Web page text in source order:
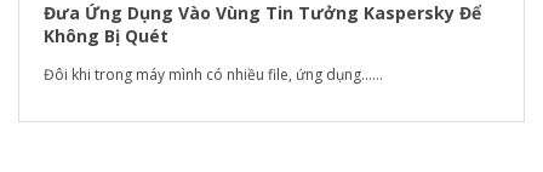
Đưa Ứng Dụng Vào Vùng Tin Tưởng Kaspersky Để
Không Bị Quét
Đôi khi trong máy mình có nhiều file, ứng dụng…...